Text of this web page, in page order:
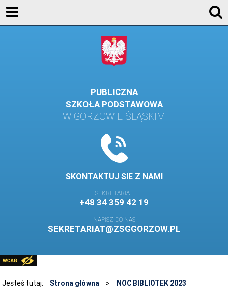
PUBLICZNA
SZKOŁA PODSTAWOWA
W GORZOWIE ŚLĄSKIM
SKONTAKTUJ SIE Z NAMI
SEKRETARIAT
+48 34 359 42 19
NAPISZ DO NAS
SEKRETARIAT@ZSGGORZOW.PL
PLIKI DO POBRANIA
LINKI
Jesteś tutaj: Strona główna > NOC BIBLIOTEK 2023